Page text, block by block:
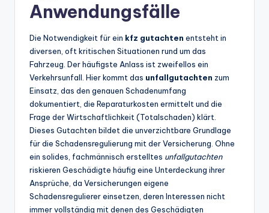
Anwendungsfälle
Die Notwendigkeit für ein kfz gutachten entsteht in
diversen, oft kritischen Situationen rund um das
Fahrzeug. Der häufigste Anlass ist zweifellos ein
Verkehrsunfall. Hier kommt das unfallgutachten zum
Einsatz, das den genauen Schadenumfang
dokumentiert, die Reparaturkosten ermittelt und die
Frage der Wirtschaftlichkeit (Totalschaden) klärt.
Dieses Gutachten bildet die unverzichtbare Grundlage
für die Schadensregulierung mit der Versicherung. Ohne
ein solides, fachmännisch erstelltes unfallgutachten
riskieren Geschädigte häufig eine Unterdeckung ihrer
Ansprüche, da Versicherungen eigene
Schadensregulierer einsetzen, deren Interessen nicht
immer vollständig mit denen des Geschädigten